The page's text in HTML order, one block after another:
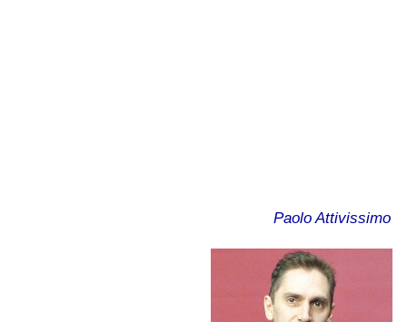
Paolo Attivissimo